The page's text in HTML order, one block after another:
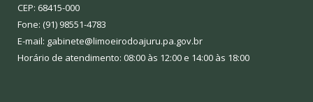
CEP: 68415-000
Fone: (91) 98551-4783
E-mail: gabinete@limoeirodoajuru.pa.gov.br
Horário de atendimento: 08:00 às 12:00 e 14:00 às 18:00